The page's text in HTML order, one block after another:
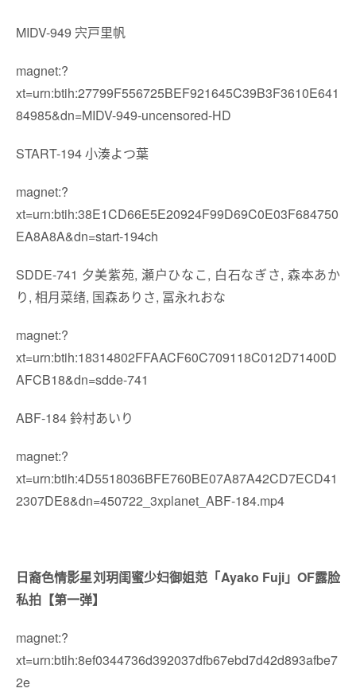
MIDV-949 宍戸里帆
magnet:?
xt=urn:btih:27799F556725BEF921645C39B3F3610E641
84985&dn=MIDV-949-uncensored-HD
START-194 小湊よつ葉
magnet:?
xt=urn:btih:38E1CD66E5E20924F99D69C0E03F684750
EA8A8A&dn=start-194ch
SDDE-741 夕美紫苑, 瀬户ひなこ, 白石なぎさ, 森本あか
り, 相月菜绪, 国森ありさ, 冨永れおな
magnet:?
xt=urn:btih:18314802FFAACF60C709118C012D71400D
AFCB18&dn=sdde-741
ABF-184 鈴村あいり
magnet:?
xt=urn:btih:4D5518036BFE760BE07A87A42CD7ECD41
2307DE8&dn=450722_3xplanet_ABF-184.mp4
日裔色情影星刘玥闺蜜少妇御姐范「Ayako Fuji」OF露脸
私拍【第一弹】
magnet:?
xt=urn:btih:8ef0344736d392037dfb67ebd7d42d893afbe7
2e